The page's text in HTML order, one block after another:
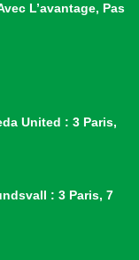
L’avantage, Pas
United : 3 Paris,
: 3 Paris, 7